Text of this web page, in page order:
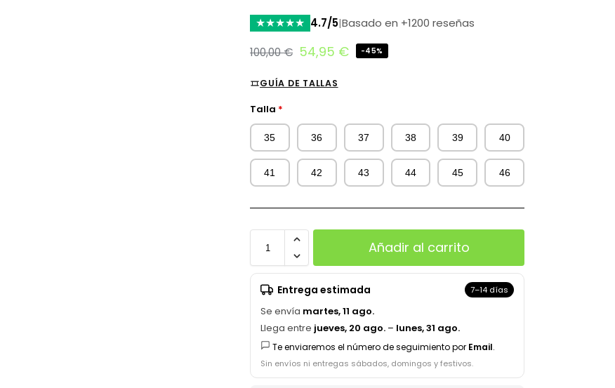
★★★★★ 4.7/5|Basado en +1200 reseñas
100,00€ 54,95 € -45%
GUÍA DE TALLAS
Talla *
35 36 37 38 39 40
41 42 43 44 45 46
Añadir al carrito
Entrega estimada 7–14 días
Se envía martes, 11 ago.
Llega entre jueves, 20 ago. – lunes, 31 ago.
Te enviaremos el número de seguimiento por Email.
Sin envíos ni entregas sábados, domingos y festivos.